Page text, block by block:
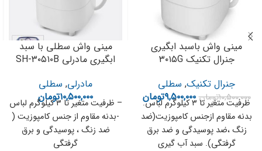
مینی واش باسبد ابگیری
جنرال تکنیک ۳۰۱۵G
جنرال تکنیک, سطلی
۱۰,۵۰۰,۰۰۰تومان ۹,۵۰۰,۰۰۰تومان
ظرفیت متغیر تا ۳ کیلوگرم لباس.
بدنه مقاوم ازجنس کامپوزیت(ضد
زنگ ،ضد پوسیدگی و ضد برق
گرفتگی). سبد آب گیری
مینی واش سطلی با سبد
ابگیری مادرلی SH-۳۰۵۱۰B
مادرلی, سطلی
۱۰,۵۰۰,۰۰۰تومان
– ظرفیت متغیر تا ۳ کیلوگرم لباس
-بدنه مقاوم از جنس کامپوزیت (
ضد زنگ ، پوسیدگی و برق
گرفتگی